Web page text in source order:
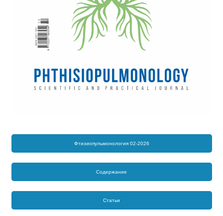
Фтизиопульмонология 02-2026
Содержание
Статьи